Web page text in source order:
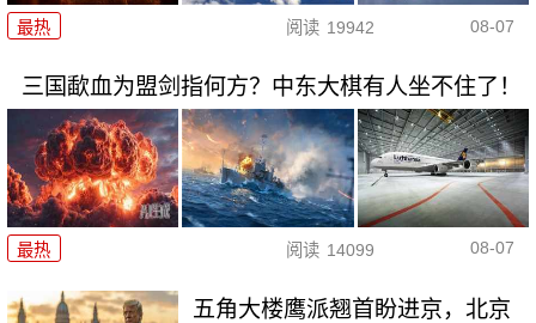
最热 阅读 19942 08-07
三国歃血为盟剑指何方？中东大棋有人坐不住了！
最热 阅读 14099 08-07
五角大楼鹰派翘首盼进京，北京